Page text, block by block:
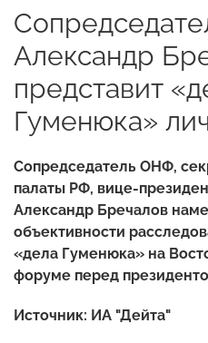
Александр
представит
Гуменюка»
Сопредседатель ОНФ,
палаты РФ, вице-
Александр Бречалов
объективности
«дела Гуменюка» на
форуме перед
Источник: ИА "Дейта"